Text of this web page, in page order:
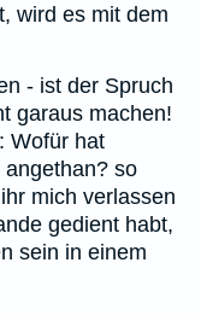
wird es mit dem
- ist der Spruch
garaus machen!
Wofür hat
so
mich verlassen
gedient habt,
sein in einem